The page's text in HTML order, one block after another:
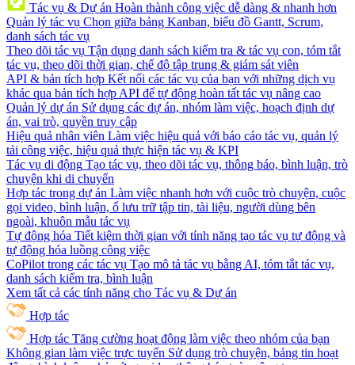
Tác vụ & Dự án Hoàn thành công việc dễ dàng & nhanh hơn
Quản lý tác vụ Chọn giữa bảng Kanban, biểu đồ Gantt, Scrum,
danh sách tác vụ
Theo dõi tác vụ Tận dụng danh sách kiểm tra & tác vụ con, tóm tắt
tác vụ, theo dõi thời gian, chế độ tập trung & giám sát viên
API & bản tích hợp Kết nối các tác vụ của bạn với những dịch vụ
khác qua bản tích hợp API để tự động hoàn tất tác vụ nâng cao
Quản lý dự án Sử dụng các dự án, nhóm làm việc, hoạch định dự
án, vai trò, quyền truy cập
Hiệu quả nhân viên Làm việc hiệu quả với báo cáo tác vụ, quản lý
tải công việc, hiệu quả thực hiện tác vụ & KPI
Tác vụ di động Tạo tác vụ, theo dõi tác vụ, thông báo, bình luận, trò
chuyện khi di chuyển
Hợp tác trong dự án Làm việc nhanh hơn với cuộc trò chuyện, cuộc
gọi video, bình luận, ổ lưu trữ tập tin, tài liệu, người dùng bên
ngoài, khuôn mẫu tác vụ
Tự động hóa Tiết kiệm thời gian với tính năng tạo tác vụ tự động và
tự động hóa luồng công việc
CoPilot trong các tác vụ Tạo mô tả tác vụ bằng AI, tóm tắt tác vụ,
danh sách kiểm tra, bình luận
Xem tất cả các tính năng cho Tác vụ & Dự án
Hợp tác
Hợp tác Tăng cường hoạt động làm việc theo nhóm của bạn
Không gian làm việc trực tuyến Sử dụng trò chuyện, bảng tin hoạt